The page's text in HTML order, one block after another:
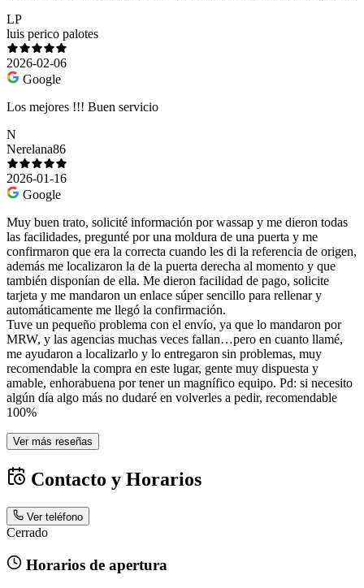
LP
luis perico palotes
2026-02-06
Google
Los mejores !!! Buen servicio
N
Nerelana86
2026-01-16
Google
Muy buen trato, solicité información por wassap y me dieron todas
las facilidades, pregunté por una moldura de una puerta y me
confirmaron que era la correcta cuando les di la referencia de origen,
además me localizaron la de la puerta derecha al momento y que
también disponían de ella. Me dieron facilidad de pago, solicite
tarjeta y me mandaron un enlace súper sencillo para rellenar y
automáticamente me llegó la confirmación.
Tuve un pequeño problema con el envío, ya que lo mandaron por
MRW, y las agencias muchas veces fallan…pero en cuanto llamé,
me ayudaron a localizarlo y lo entregaron sin problemas, muy
recomendable la compra en este lugar, gente muy dispuesta y
amable, enhorabuena por tener un magnífico equipo. Pd: si necesito
algún día algo más no dudaré en volverles a pedir, recomendable
100%
Ver más reseñas
Contacto y Horarios
Ver teléfono
Cerrado
Horarios de apertura